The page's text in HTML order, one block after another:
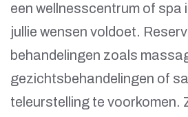
een wellnesscentrum of spa
jullie wensen voldoet.
behandelingen zoals
gezichtsbehandelingen of
teleurstelling te voorkomen.